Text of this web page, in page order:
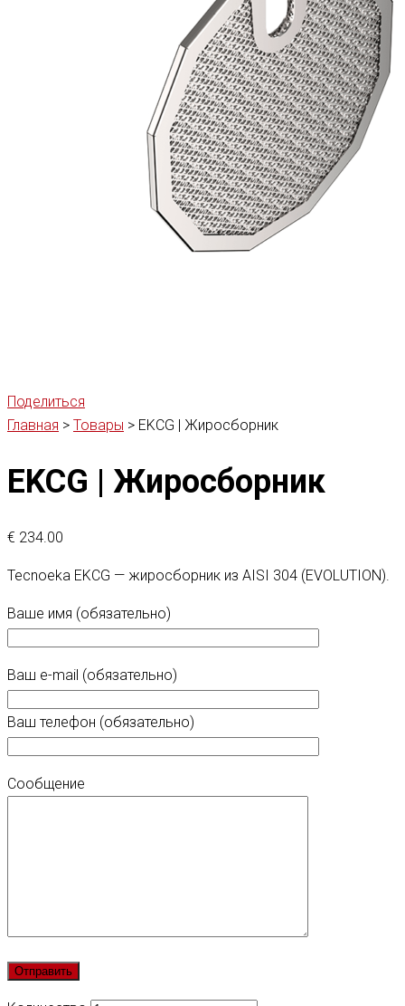
Поделиться
Главная > Товары > EKCG | Жиросборник
EKCG | Жиросборник
€ 234.00
Tecnoeka EKCG — жиросборник из AISI 304 (EVOLUTION).
Ваше имя (обязательно)
Ваш e-mail (обязательно)
Ваш телефон (обязательно)
Сообщение